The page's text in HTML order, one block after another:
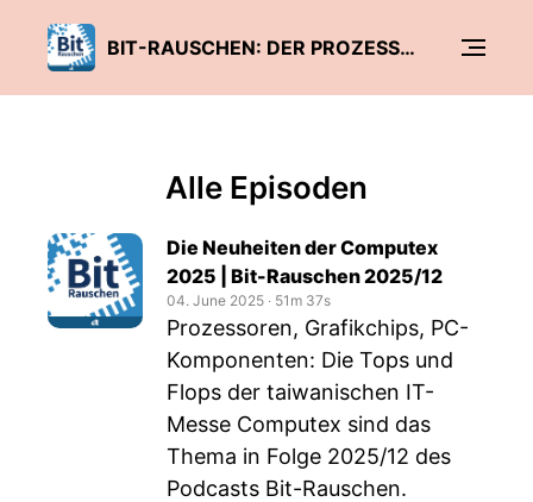
BIT-RAUSCHEN: DER PROZESSOR-PODCAST VON C’T
Alle Episoden
Die Neuheiten der Computex
2025 | Bit-Rauschen 2025/12
04. June 2025 ‧ 51m 37s
Prozessoren, Grafikchips, PC-
Komponenten: Die Tops und
Flops der taiwanischen IT-
Messe Computex sind das
Thema in Folge 2025/12 des
Podcasts Bit-Rauschen.